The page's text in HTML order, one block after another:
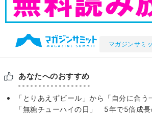
マガジンサミ
あなたへのおすすめ
「とりあえずビール」から「自分に合
「無糖チューハイの日」 5年で5倍成